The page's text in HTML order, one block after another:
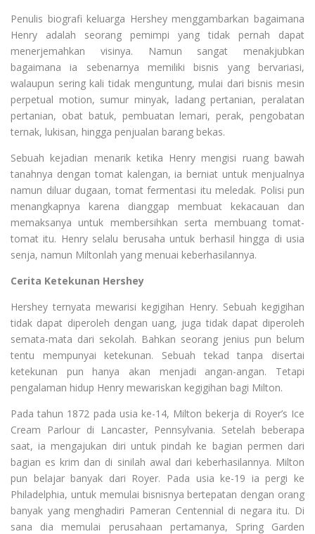
Penulis biografi keluarga Hershey menggambarkan bagaimana
Henry adalah seorang pemimpi yang tidak pernah dapat
menerjemahkan visinya. Namun sangat menakjubkan
bagaimana ia sebenarnya memiliki bisnis yang bervariasi,
walaupun sering kali tidak menguntung, mulai dari bisnis mesin
perpetual motion, sumur minyak, ladang pertanian, peralatan
pertanian, obat batuk, pembuatan lemari, perak, pengobatan
ternak, lukisan, hingga penjualan barang bekas.
Sebuah kejadian menarik ketika Henry mengisi ruang bawah
tanahnya dengan tomat kalengan, ia berniat untuk menjualnya
namun diluar dugaan, tomat fermentasi itu meledak. Polisi pun
menangkapnya karena dianggap membuat kekacauan dan
memaksanya untuk membersihkan serta membuang tomat-
tomat itu. Henry selalu berusaha untuk berhasil hingga di usia
senja, namun Miltonlah yang menuai keberhasilannya.
Cerita Ketekunan Hershey
Hershey ternyata mewarisi kegigihan Henry. Sebuah kegigihan
tidak dapat diperoleh dengan uang, juga tidak dapat diperoleh
semata-mata dari sekolah. Bahkan seorang jenius pun belum
tentu mempunyai ketekunan. Sebuah tekad tanpa disertai
ketekunan pun hanya akan menjadi angan-angan. Tetapi
pengalaman hidup Henry mewariskan kegigihan bagi Milton.
Pada tahun 1872 pada usia ke-14, Milton bekerja di Royer’s Ice
Cream Parlour di Lancaster, Pennsylvania. Setelah beberapa
saat, ia mengajukan diri untuk pindah ke bagian permen dari
bagian es krim dan di sinilah awal dari keberhasilannya. Milton
pun belajar banyak dari Royer. Pada usia ke-19 ia pergi ke
Philadelphia, untuk memulai bisnisnya bertepatan dengan orang
banyak yang menghadiri Pameran Centennial di negara itu. Di
sana dia memulai perusahaan pertamanya, Spring Garden